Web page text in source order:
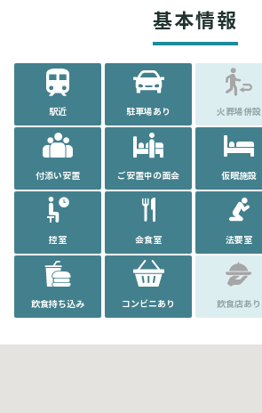
基本情報
駅近 駐車場あり 火葬場併設
付添い安置 ご安置中の面会 仮眠施設
控室 会食室 法要室
飲食持ち込み コンビニあり 飲食店あり